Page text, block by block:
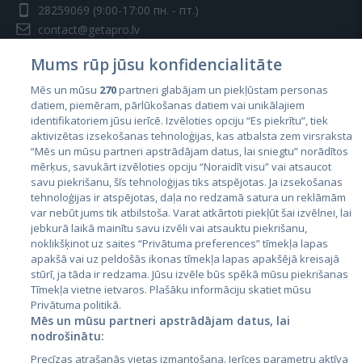
28259069 (9:00-17:00 пн. - пт.)
contact@getapro.lv
Страны
Эстония
Латвия
Литва
City24.lv CVbankas.lt
Mums rūp jūsu konfidencialitāte
Mēs un mūsu 270partneri glabājam un piekļūstam personas
datiem, piemēram, pārlūkošanas datiem vai unikālajiem
identifikatoriem jūsu ierīcē. Izvēloties opciju “Es piekrītu”, tiek
aktivizētas izsekošanas tehnoloģijas, kas atbalsta zem virsraksta
“Mēs un mūsu partneri apstrādājam datus, lai sniegtu” norādītos
mērķus, savukārt izvēloties opciju “Noraidīt visu” vai atsaucot
savu piekrišanu, šīs tehnoloģijas tiks atspējotas. Ja izsekošanas
tehnoloģijas ir atspējotas, daļa no redzamā satura un reklāmām
var nebūt jums tik atbilstoša. Varat atkārtoti piekļūt šai izvēlnei, lai
jebkurā laikā mainītu savu izvēli vai atsauktu piekrišanu,
noklikšķinot uz saites “Privātuma preferences” tīmekļa lapas
apakšā vai uz peldošās ikonas tīmekļa lapas apakšējā kreisajā
stūrī, ja tāda ir redzama. Jūsu izvēle būs spēkā mūsu piekrišanas
Tīmekļa vietne ietvaros. Plašāku informāciju skatiet mūsu
Privātuma politikā.
Mēs un mūsu partneri apstrādājam datus, lai
nodrošinātu:
Precīzas atrašanās vietas izmantošana. Ierīces parametru aktīva